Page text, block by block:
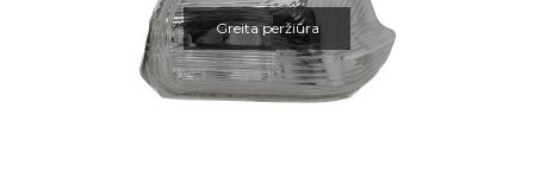
Greita peržiūra